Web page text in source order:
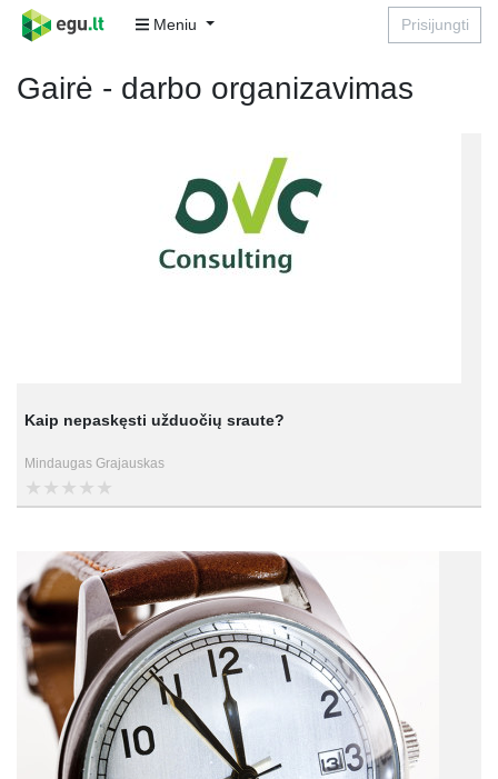
Meniu Prisijungti
Gairė - darbo organizavimas
Kaip nepaskęsti užduočių sraute?
Mindaugas Grajauskas